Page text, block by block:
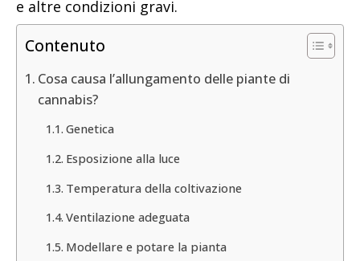
e altre condizioni gravi.
Contenuto
Cosa causa l’allungamento delle piante di
cannabis?
Genetica
Esposizione alla luce
Temperatura della coltivazione
Ventilazione adeguata
Modellare e potare la pianta